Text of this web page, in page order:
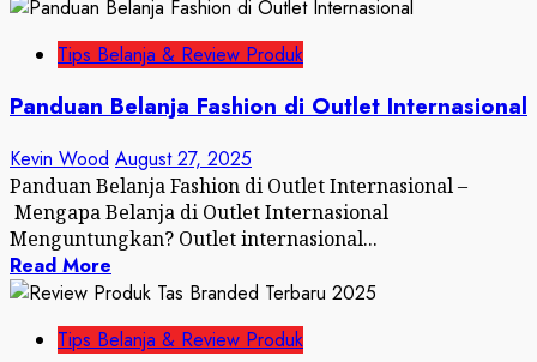
Tips Belanja & Review Produk
Panduan Belanja Fashion di Outlet Internasional
Kevin Wood August 27, 2025
Panduan Belanja Fashion di Outlet Internasional –
Mengapa Belanja di Outlet Internasional
Menguntungkan? Outlet internasional...
Read More
Tips Belanja & Review Produk